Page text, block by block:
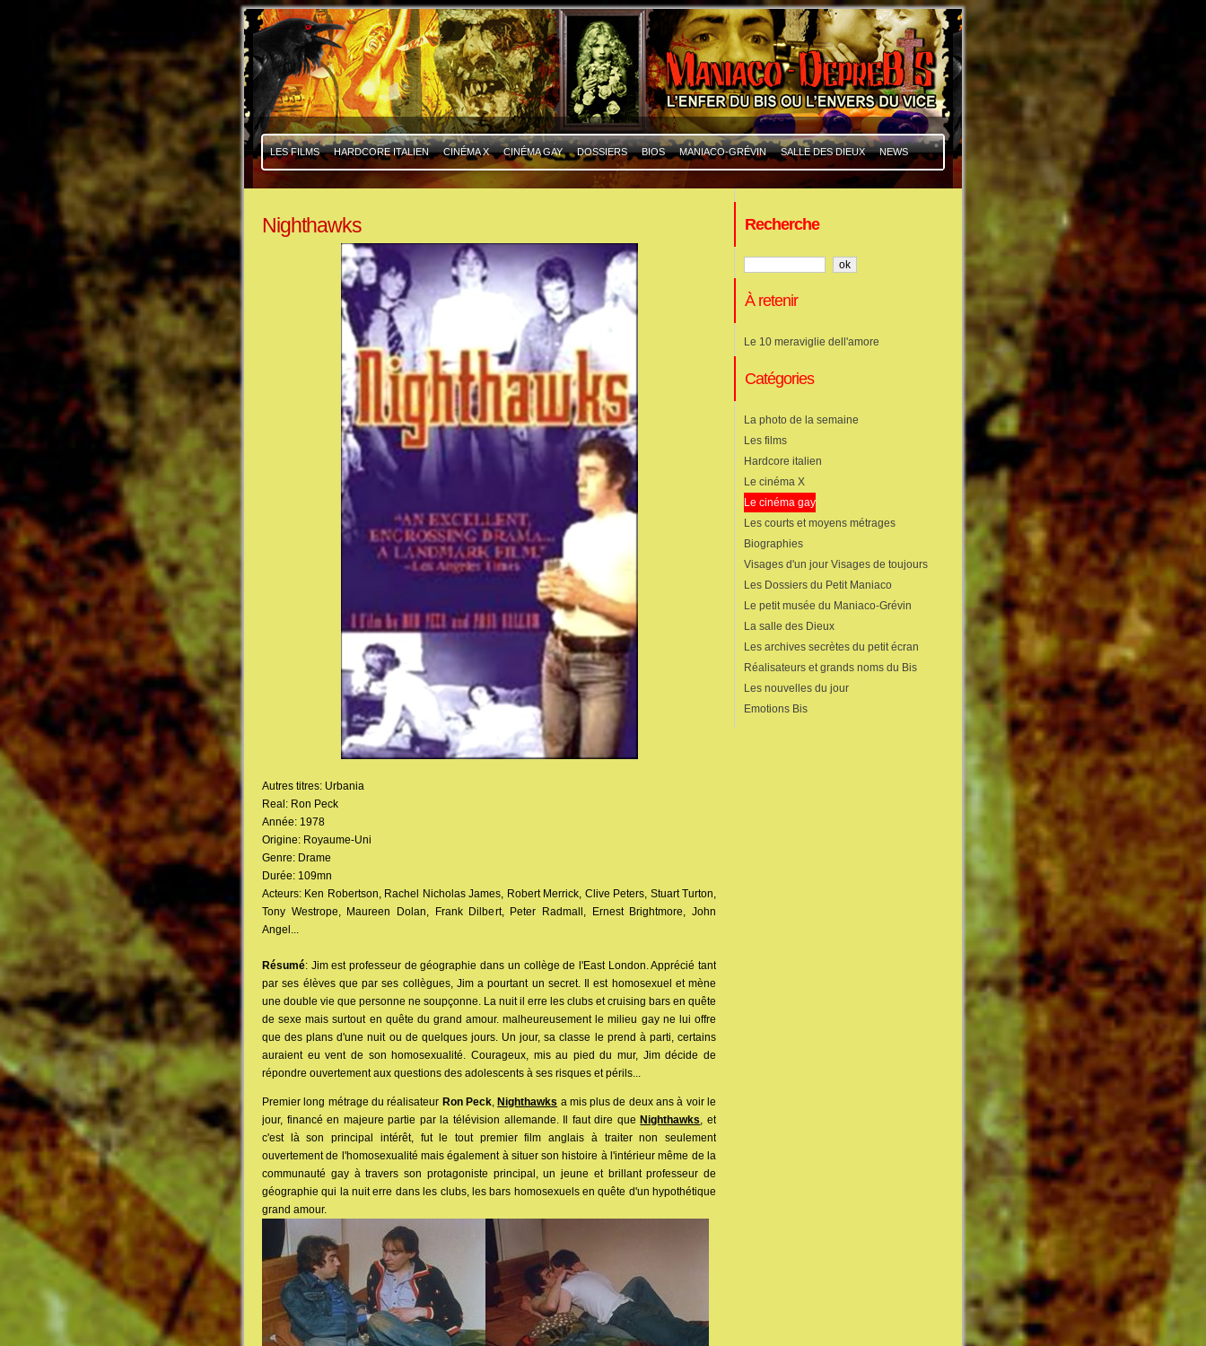
LES FILMS HARDCORE ITALIEN CINÉMA X CINÉMA GAY DOSSIERS BIOS MANIACO-GRÉVIN SALLE DES DIEUX NEWS
Nighthawks
Autres titres: Urbania
Real: Ron Peck
Année: 1978
Origine: Royaume-Uni
Genre: Drame
Durée: 109mn
Acteurs: Ken Robertson, Rachel Nicholas James, Robert Merrick, Clive Peters, Stuart Turton,
Tony Westrope, Maureen Dolan, Frank Dilbert, Peter Radmall, Ernest Brightmore, John
Angel...
Résumé: Jim est professeur de géographie dans un collège de l'East London. Apprécié tant
par ses élèves que par ses collègues, Jim a pourtant un secret. Il est homosexuel et mène
une double vie que personne ne soupçonne. La nuit il erre les clubs et cruising bars en quête
de sexe mais surtout en quête du grand amour. malheureusement le milieu gay ne lui offre
que des plans d'une nuit ou de quelques jours. Un jour, sa classe le prend à parti, certains
auraient eu vent de son homosexualité. Courageux, mis au pied du mur, Jim décide de
répondre ouvertement aux questions des adolescents à ses risques et périls...
Premier long métrage du réalisateur Ron Peck, Nighthawks a mis plus de deux ans à voir le
jour, financé en majeure partie par la télévision allemande. Il faut dire que Nighthawks, et
c'est là son principal intérêt, fut le tout premier film anglais à traiter non seulement
ouvertement de l'homosexualité mais également à situer son histoire à l'intérieur même de la
communauté gay à travers son protagoniste principal, un jeune et brillant professeur de
géographie qui la nuit erre dans les clubs, les bars homosexuels en quête d'un hypothétique
grand amour.
Recherche
À retenir
Le 10 meraviglie dell'amore
Catégories
La photo de la semaine
Les films
Hardcore italien
Le cinéma X
Le cinéma gay
Les courts et moyens métrages
Biographies
Visages d'un jour Visages de toujours
Les Dossiers du Petit Maniaco
Le petit musée du Maniaco-Grévin
La salle des Dieux
Les archives secrètes du petit écran
Réalisateurs et grands noms du Bis
Les nouvelles du jour
Emotions Bis